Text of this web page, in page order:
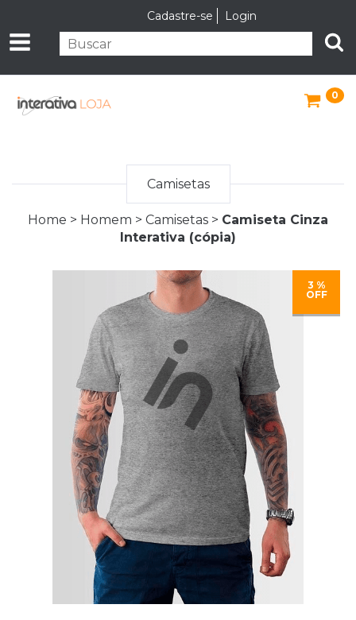
Cadastre-se Login
0
Camisetas
Home > Homem > Camisetas > Camiseta Cinza
Interativa (cópia)
3 %
OFF